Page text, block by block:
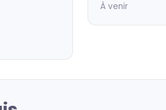
À venir